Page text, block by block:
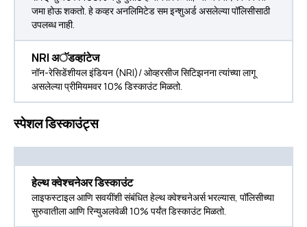
जमा होऊ शकतो. हे कव्हर अनलिमिटेड सम इन्शुअर्ड असलेल्या पॉलिसीसाठी
उपलब्ध नाही.
NRI अॅडव्हांटेज
नॉन-रेसिडेंशीयल इंडियन (NRI)/ ओव्हरसीज सिटिझनना त्यांच्या लागू
असलेल्या प्रीमियमवर 10% डिस्काउंट मिळतो.
स्पेशल डिस्काउंट्स
हेल्थ क्वेश्चनेअर डिस्काउंट
लाइफस्टाइल आणि सवयींशी संबंधित हेल्थ क्वेश्चनेअर्स भरल्यास, पॉलिसीच्या
सुरुवातीला आणि रिन्युअलवेळी 10% पर्यंत डिस्काउंट मिळतो.